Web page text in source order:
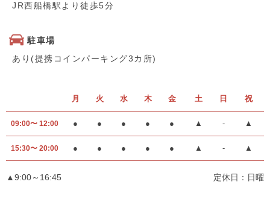
JR西船橋駅より徒歩5分
駐車場
あり(提携コインパーキング3カ所)
月 火 水 木 金 土 日 祝
09:00〜 12:00 ● ● ● ● ● ▲ - ▲
15:30〜 20:00 ● ● ● ● ● ▲ - ▲
▲9:00～16:45 定休日：日曜